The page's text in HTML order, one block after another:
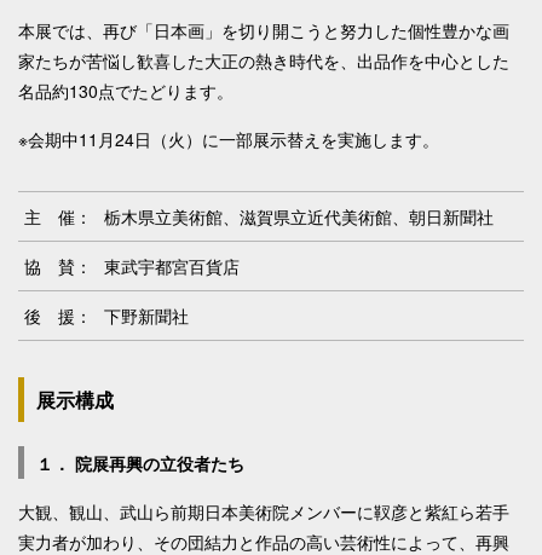
本展では、再び「日本画」を切り開こうと努力した個性豊かな画
家たちが苦悩し歓喜した大正の熱き時代を、出品作を中心とした
名品約130点でたどります。
※会期中11月24日（火）に一部展示替えを実施します。
主 催： 栃木県立美術館、滋賀県立近代美術館、朝日新聞社
協 賛： 東武宇都宮百貨店
後 援： 下野新聞社
展示構成
１． 院展再興の立役者たち
大観、観山、武山ら前期日本美術院メンバーに靫彦と紫紅ら若手
実力者が加わり、その団結力と作品の高い芸術性によって、再興